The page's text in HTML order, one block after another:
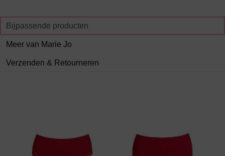
Bijpassende producten
Meer van Marie Jo
Verzenden & Retourneren